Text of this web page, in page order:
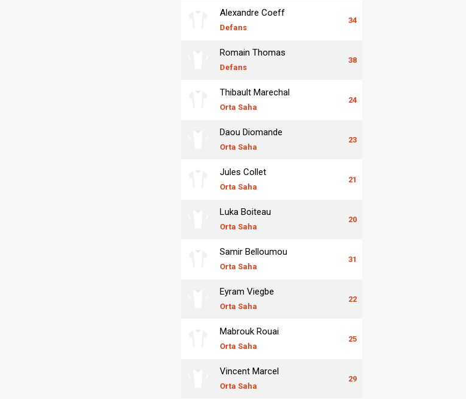
Alexandre Coeff
Defans
34
Romain Thomas
Defans
38
Thibault Marechal
Orta Saha
24
Daou Diomande
Orta Saha
23
Jules Collet
Orta Saha
21
Luka Boiteau
Orta Saha
20
Samir Belloumou
Orta Saha
31
Eyram Viegbe
Orta Saha
22
Mabrouk Rouai
Orta Saha
25
Vincent Marcel
Orta Saha
29